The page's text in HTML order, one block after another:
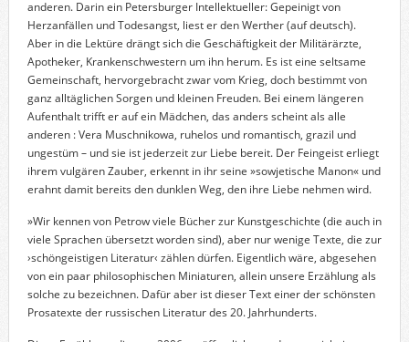
anderen. Darin ein Petersburger Intellektueller: Gepeinigt von
Herzanfällen und Todesangst, liest er den Werther (auf deutsch).
Aber in die Lektüre drängt sich die Geschäftigkeit der Militärärzte,
Apotheker, Krankenschwestern um ihn herum. Es ist eine seltsame
Gemeinschaft, hervorgebracht zwar vom Krieg, doch bestimmt von
ganz alltäglichen Sorgen und kleinen Freuden. Bei einem längeren
Aufenthalt trifft er auf ein Mädchen, das anders scheint als alle
anderen : Vera Muschnikowa, ruhelos und romantisch, grazil und
ungestüm – und sie ist jederzeit zur Liebe bereit. Der Feingeist erliegt
ihrem vulgären Zauber, erkennt in ihr seine »sowjetische Manon« und
erahnt damit bereits den dunklen Weg, den ihre Liebe nehmen wird.
»Wir kennen von Petrow viele Bücher zur Kunstgeschichte (die auch in
viele Sprachen übersetzt worden sind), aber nur wenige Texte, die zur
›schöngeistigen Literatur‹ zählen dürfen. Eigentlich wäre, abgesehen
von ein paar philosophischen Miniaturen, allein unsere Erzählung als
solche zu bezeichnen. Dafür aber ist dieser Text einer der schönsten
Prosatexte der russischen Literatur des 20. Jahrhunderts.